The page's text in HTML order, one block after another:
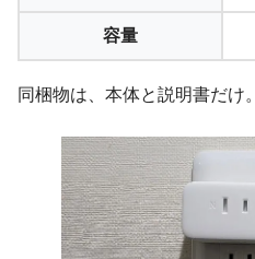
容量
同梱物は、本体と説明書だけ。